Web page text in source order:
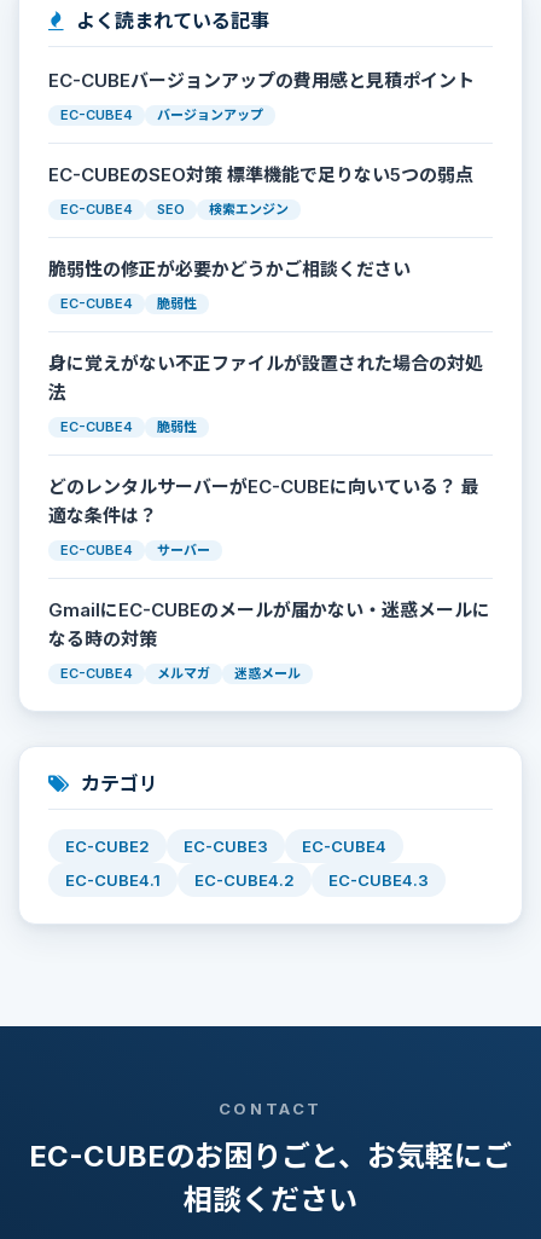
よく読まれている記事
EC-CUBEバージョンアップの費用感と見積ポイント
EC-CUBE4 バージョンアップ
EC-CUBEのSEO対策 標準機能で足りない5つの弱点
EC-CUBE4 SEO 検索エンジン
脆弱性の修正が必要かどうかご相談ください
EC-CUBE4 脆弱性
身に覚えがない不正ファイルが設置された場合の対処
法
EC-CUBE4 脆弱性
どのレンタルサーバーがEC-CUBEに向いている？ 最
適な条件は？
EC-CUBE4 サーバー
GmailにEC-CUBEのメールが届かない・迷惑メールに
なる時の対策
EC-CUBE4 メルマガ 迷惑メール
カテゴリ
EC-CUBE2 EC-CUBE3
EC-CUBE4
EC-CUBE4.1
EC-CUBE4.2 EC-CUBE4.3
CONTACT
EC-CUBEのお困りごと、お気軽にご
相談ください